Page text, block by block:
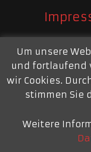
Mail:
Impressum
Um unsere
und fortlaufend
wir Cookies.
stimmen Sie
Weitere